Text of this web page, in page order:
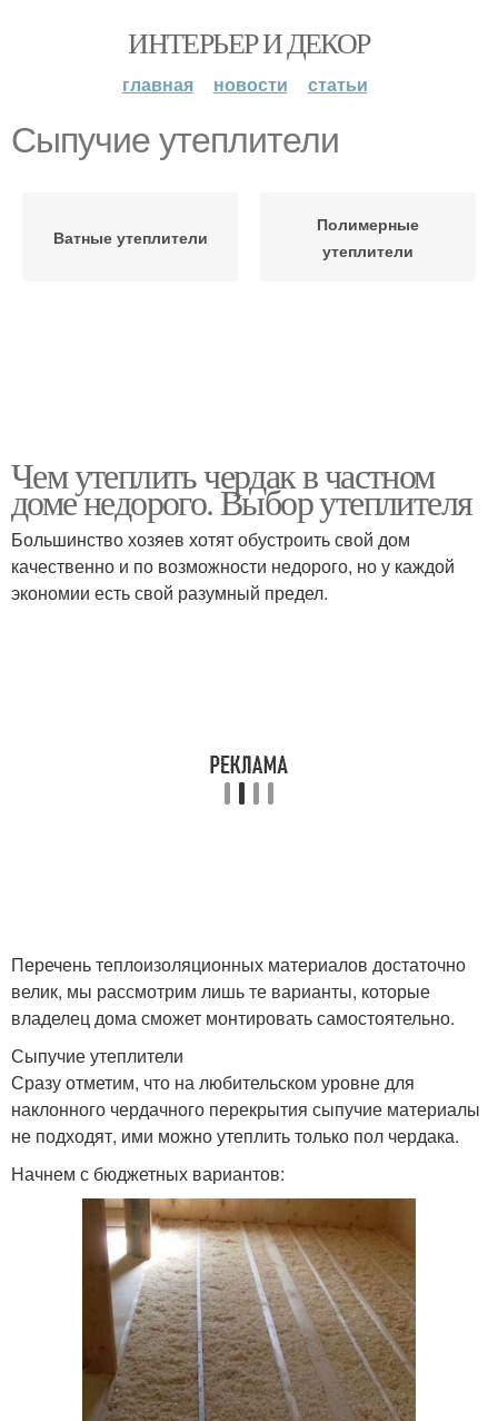
ИНТЕРЬЕР И ДЕКОР
главная новости статьи
Сыпучие утеплители
Ватные утеплители
Полимерные
утеплители
Чем утеплить чердак в частном
доме недорого. Выбор утеплителя
Большинство хозяев хотят обустроить свой дом
качественно и по возможности недорого, но у каждой
экономии есть свой разумный предел.
Перечень теплоизоляционных материалов достаточно
велик, мы рассмотрим лишь те варианты, которые
владелец дома сможет монтировать самостоятельно.
Сыпучие утеплители
Сразу отметим, что на любительском уровне для
наклонного чердачного перекрытия сыпучие материалы
не подходят, ими можно утеплить только пол чердака.
Начнем с бюджетных вариантов: